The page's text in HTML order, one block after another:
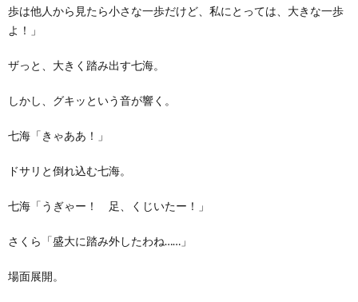
歩は他人から見たら小さな一歩だけど、私にとっては、大きな一歩
よ！」
ザっと、大きく踏み出す七海。
しかし、グキッという音が響く。
七海「きゃああ！」
ドサリと倒れ込む七海。
七海「うぎゃー！ 足、くじいたー！」
さくら「盛大に踏み外したわね……」
場面展開。